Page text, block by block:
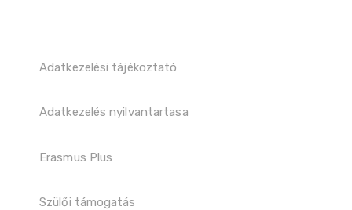
Adatkezelési tájékoztató
Adatkezelés nyilvantartasa
Erasmus Plus
Szülői támogatás